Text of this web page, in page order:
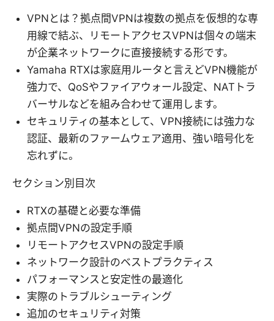
VPNとは？拠点間VPNは複数の拠点を仮想的な専
用線で結ぶ、リモートアクセスVPNは個々の端末
が企業ネットワークに直接接続する形です。
Yamaha RTXは家庭用ルータと言えどVPN機能が
強力で、QoSやファイアウォール設定、NATトラ
バーサルなどを組み合わせて運用します。
セキュリティの基本として、VPN接続には強力な
認証、最新のファームウェア適用、強い暗号化を
忘れずに。
セクション別目次
RTXの基礎と必要な準備
拠点間VPNの設定手順
リモートアクセスVPNの設定手順
ネットワーク設計のベストプラクティス
パフォーマンスと安定性の最適化
実際のトラブルシューティング
追加のセキュリティ対策